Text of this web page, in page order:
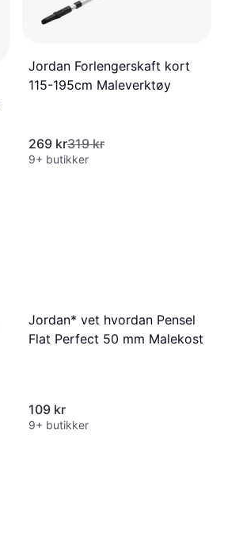
Jordan Forlengerskaft kort
115-195cm Maleverktøy
269 kr319 kr
9+ butikker
Jordan* vet hvordan Pensel
Flat Perfect 50 mm Malekost
109 kr
9+ butikker